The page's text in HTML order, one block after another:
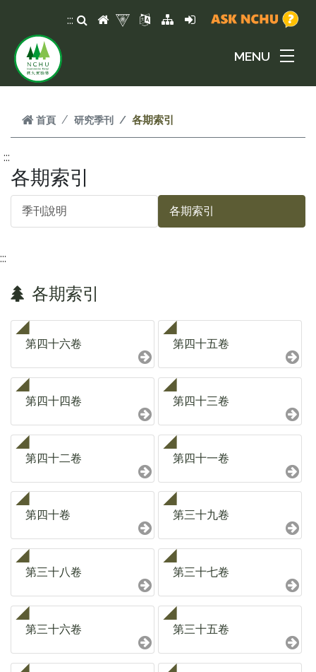
:::
MENU
首頁 研究季刊 各期索引
:::
各期索引
季刊說明 各期索引
:::
各期索引
第四十六卷 第四十五卷
第四十四卷 第四十三卷
第四十二卷 第四十一卷
第四十卷 第三十九卷
第三十八卷 第三十七卷
第三十六卷 第三十五卷